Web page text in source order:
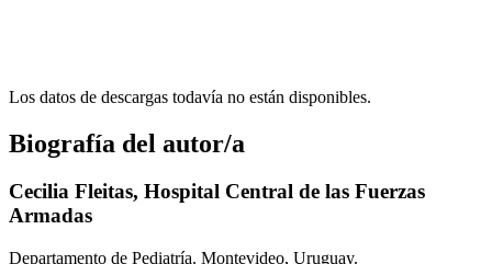
Los datos de descargas todavía no están disponibles.
Biografía del autor/a
Cecilia Fleitas, Hospital Central de las Fuerzas
Armadas
Departamento de Pediatría. Montevideo, Uruguay.